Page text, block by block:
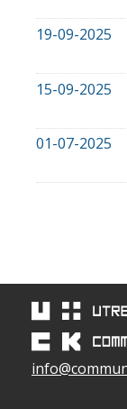
19-09-2025
15-09-2025
01-07-2025